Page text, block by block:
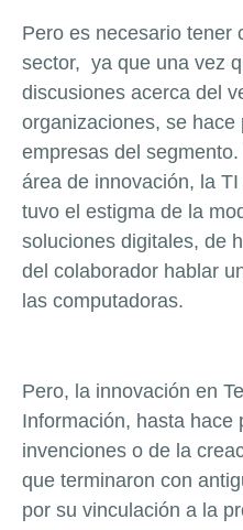
Pero es necesario tener
sector, ya que una vez
discusiones acerca del
organizaciones, se
empresas del
área de innovación, la
tuvo el estigma de la
soluciones digitales, de
del colaborador hablar
las computadoras.
Pero, la innovación en
Información, hasta hace
invenciones o de la
que terminaron con
por su vinculación a la